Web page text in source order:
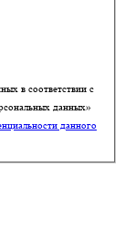
в соответствии с
данных»
данного